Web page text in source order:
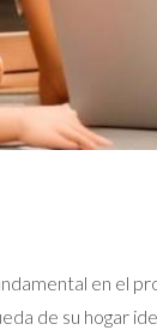
en el
de su hogar